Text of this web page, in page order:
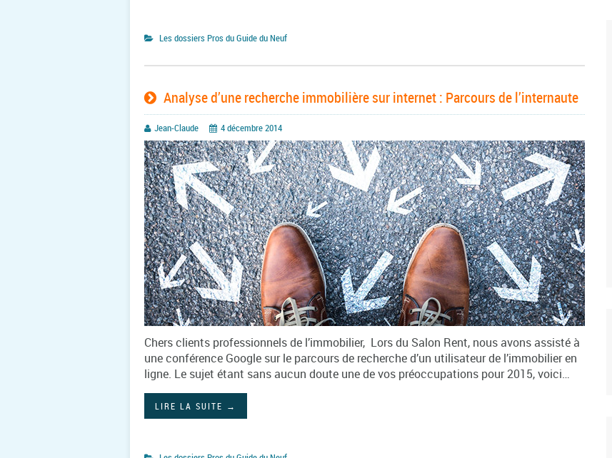
Les dossiers Pros du Guide du Neuf
Analyse d’une recherche immobilière sur internet : Parcours de l’internaute
Jean-Claude 4 décembre 2014
Chers clients professionnels de l’immobilier, Lors du Salon Rent, nous avons assisté à
une conférence Google sur le parcours de recherche d’un utilisateur de l’immobilier en
ligne. Le sujet étant sans aucun doute une de vos préoccupations pour 2015, voici…
LIRE LA SUITE →